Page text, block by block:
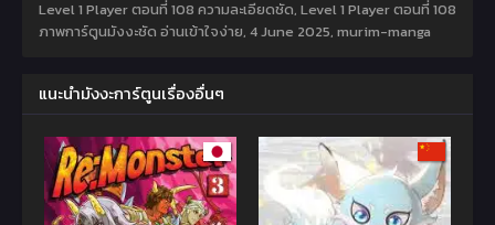
Level 1 Player ตอนที่ 108 ความละเอียดชัด, Level 1 Player ตอนที่ 108
ภาพการ์ตูนมังงะชัด อ่านเข้าใจง่าย, 4 June 2025, murim-manga
แนะนำมังงะการ์ตูนเรื่องอื่นๆ